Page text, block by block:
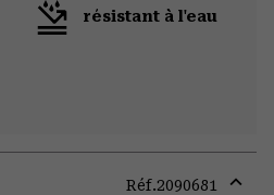
résistant à l'eau
Réf.2090681